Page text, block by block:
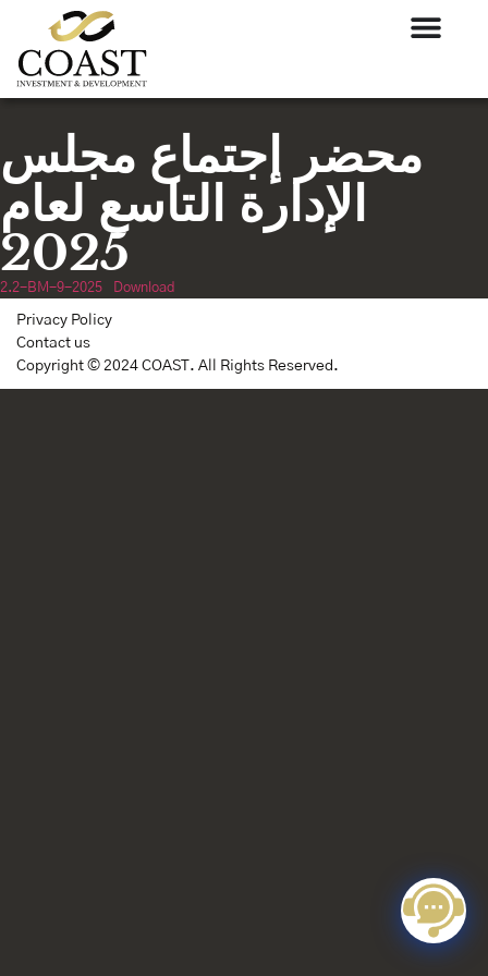
محضر إجتماع مجلس
الإدارة التاسع لعام
2025
2.2-BM-9-2025 Download
Privacy Policy
Contact us
Copyright © 2024 COAST. All Rights Reserved.